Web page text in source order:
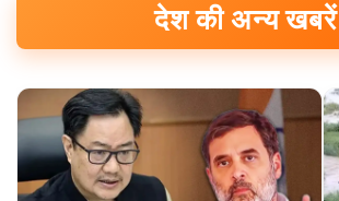
देश की अन्य खबरें